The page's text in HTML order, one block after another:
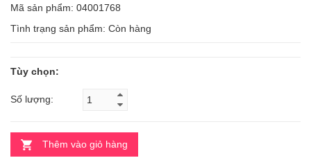
Mã sản phẩm: 04001768
Tình trạng sản phẩm: Còn hàng
Tùy chọn:
Số lượng:
Thêm vào giỏ hàng